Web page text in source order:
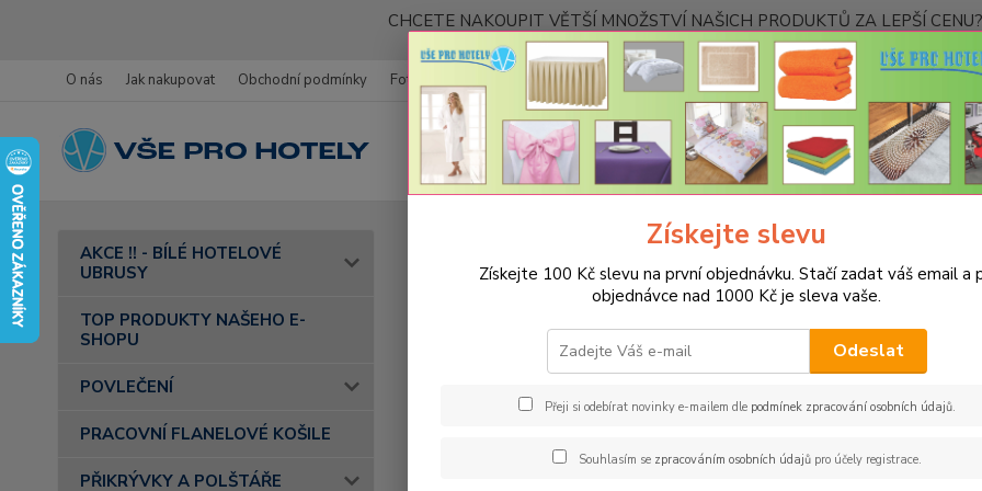
CHCETE NAKOUPIT VĚTŠÍ MNOŽSTVÍ NAŠICH PRODUKTŮ ZA LEPŠÍ
O nás Jak nakupovat Obchodní podmínky Fotogalerie Kontakty
Hledat
AKCE !! - BÍLÉ HOTELOVÉ
UBRUSY
TOP PRODUKTY NAŠEHO E-
SHOPU
POVLEČENÍ
PRACOVNÍ FLANELOVÉ KOŠILE
PŘIKRÝVKY A POLŠTÁŘE
Froté prostěradla s gumou - 190g/m2 - 45 barev
Froté prostěradlo 200x220cm -
Získejte slevu
Získejte 100 Kč slevu na první objednávku. Stačí zadat váš email a
objednávce nad 1000 Kč je sleva vaše.
Odeslat
Přeji si odebírat novinky e-mailem dle podmínek zpracování osobních údajů.
Souhlasím se zpracováním osobních údajůpro účely registrace.